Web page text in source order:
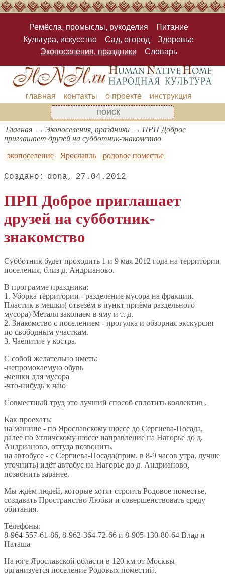
Ремёсла, промыслы, рукоделия
Питание
Культура, искусство
Сад, огород
Здоровье
Экопоселения, праздники
Словарь
главная контакты о проекте инструкция
Главная Экопоселения, праздники
ПРП Доброе
приглашает друзей на субботник-знакомство
экопоселение
Ярославль родовое поместье
dona 27.04.2012
ПРП Доброе приглашает
друзей на субботник-
знакомство
Субботник будет проходить 1 и 9 мая 2012 года на территории
поселения, близ д. Андрианово.
В программе праздника:
1. Уборка территории - разделение мусора на фракции.
Пластик в мешки( отвезём в пункт приёма раздельного
мусора) Металл закопаем в яму и т. д.
2. Знакомство с поселением - прогулка и обзорная экскурсия
по свободным участкам.
3. Чаепитие у костра.
С собой желательно иметь:
-непромокаемую обувь
-мешки для мусора
-что-нибудь к чаю
Совместный труд это лучший способ сплотить коллектив .
Как проехать:
на машине - по Ярославскому шоссе до Сергиева-Посада,
далее по Угличскому шоссе направление на Нагорье до д.
Андрианово, оттуда позвонить.
на автобусе - с Сергиева-Посада(прим. в 8-9 часов утра, лучше
уточнить) идёт автобус на Нагорье до д. Андрианово,
позвонить заранее.
Мы ждём людей, которые хотят строить Родовое поместье,
создавать Пространство Любви и совершенствовать среду
обитания.
Телефоны:
8-964-557-61-86, 8-962-364-72-66 и 8-905-130-80-64 Влад и
Наташа
На юге Ярославской области в 120 км от Москвы
организуется поселение Родовых поместий.